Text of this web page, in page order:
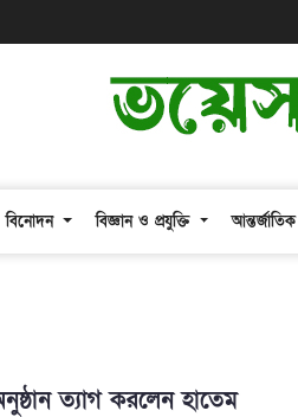
বিনোদন বিজ্ঞান ও প্রযুক্তি আন্তর্জাতিক
ত্যাগ করলেন হাতেম